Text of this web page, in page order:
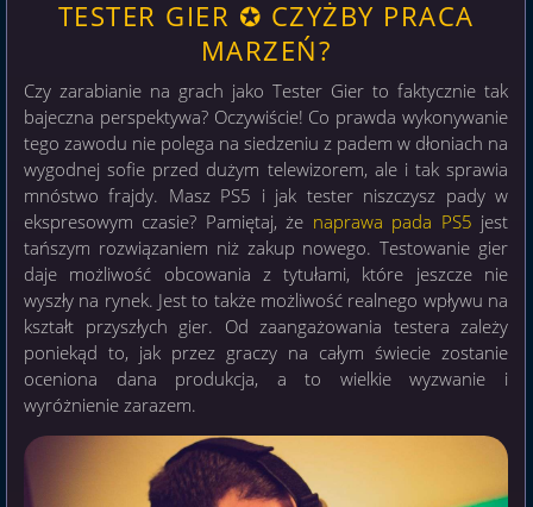
TESTER GIER ✪ CZYŻBY PRACA
MARZEŃ?
Czy zarabianie na grach jako Tester Gier to faktycznie tak
bajeczna perspektywa? Oczywiście! Co prawda wykonywanie
tego zawodu nie polega na siedzeniu z padem w dłoniach na
wygodnej sofie przed dużym telewizorem, ale i tak sprawia
mnóstwo frajdy. Masz PS5 i jak tester niszczysz pady w
ekspresowym czasie? Pamiętaj, że naprawa pada PS5 jest
tańszym rozwiązaniem niż zakup nowego. Testowanie gier
daje możliwość obcowania z tytułami, które jeszcze nie
wyszły na rynek. Jest to także możliwość realnego wpływu na
kształt przyszłych gier. Od zaangażowania testera zależy
poniekąd to, jak przez graczy na całym świecie zostanie
oceniona dana produkcja, a to wielkie wyzwanie i
wyróżnienie zarazem.